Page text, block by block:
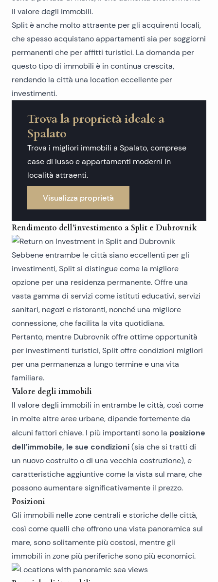
il valore degli immobili.
Split è anche molto attraente per gli acquirenti locali,
che spesso acquistano appartamenti sia per soggiorni
permanenti che per affitti turistici. La domanda per
questo tipo di immobili è in continua crescita,
rendendo la città una location eccellente per
investimenti.
Trova la proprietà ideale a
Spalato
Trova i migliori immobili a Spalato, comprese
case di lusso e appartamenti moderni in
località attraenti.
Visualizza proprietà
Rendimento dell’investimento a Split e Dubrovnik
Sebbene entrambe le città siano eccellenti per gli
investimenti, Split si distingue come la migliore
opzione per una residenza permanente. Offre una
vasta gamma di servizi come istituti educativi, servizi
sanitari, negozi e ristoranti, nonché una migliore
connessione, che facilita la vita quotidiana.
Pertanto, mentre Dubrovnik offre ottime opportunità
per investimenti turistici, Split offre condizioni migliori
per una permanenza a lungo termine e una vita
familiare.
Valore degli immobili
Il valore degli immobili in entrambe le città, così come
in molte altre aree urbane, dipende fortemente da
alcuni fattori chiave. I più importanti sono la posizione
dell’immobile, le sue condizioni (sia che si tratti di
un nuovo costruito o di una vecchia costruzione), e
caratteristiche aggiuntive come la vista sul mare, che
possono aumentare significativamente il prezzo.
Posizioni
Gli immobili nelle zone centrali e storiche delle città,
così come quelli che offrono una vista panoramica sul
mare, sono solitamente più costosi, mentre gli
immobili in zone più periferiche sono più economici.